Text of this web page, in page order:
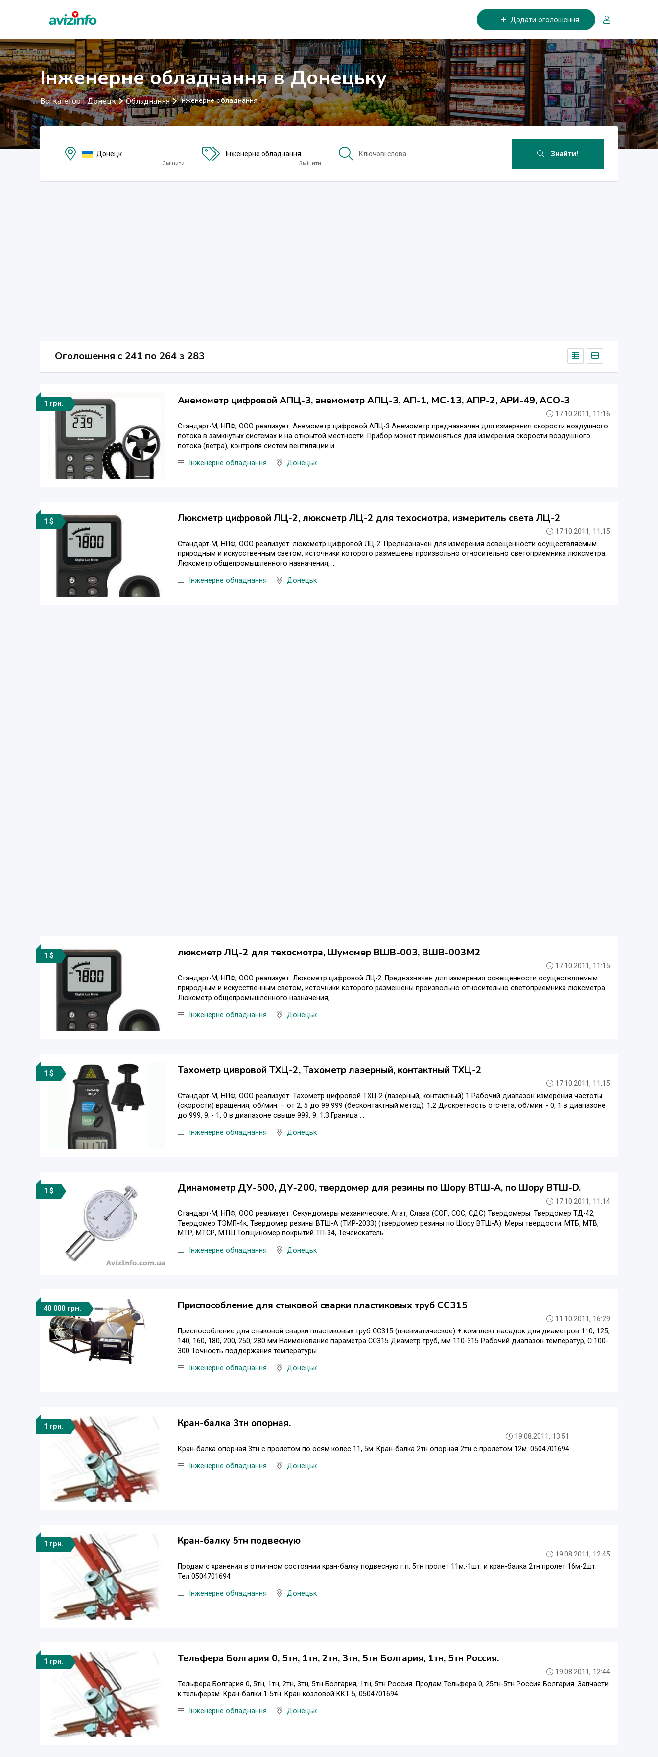
Додати оголошення
Інженерне обладнання в Донецьку
Всі категорії Донецк Обладнання Інженерне обладнання
Донецк
Змінити
Інженерне обладнання
Змінити
Знайти!
Оголошення c 241 по 264 з 283
1 грн. Анемометр цифровой АПЦ-3, анемометр АПЦ-3, АП-1, МС-13, АПР-2, АРИ-49, АСО-3
17.10.2011, 11:16
Стандарт-М, НПФ, ООО реализует: Анемометр цифровой АПЦ-3 Анемометр предназначен для измерения скорости воздушного
потока в замкнутых системах и на открытой местности. Прибор может применяться для измерения скорости воздушного
потока (ветра), контроля систем вентиляции и...
Інженерне обладнання Донецьк
1 $ Люксметр цифровой ЛЦ-2, люксметр ЛЦ-2 для техосмотра, измеритель света ЛЦ-2
17.10.2011, 11:15
Стандарт-М, НПФ, ООО реализует: люксметр цифровой ЛЦ-2. Предназначен для измерения освещенности осуществляемым
природным и искусственным светом, источники которого размещены произвольно относительно светоприемника люксметра.
Люксметр общепромышленного назначения, ...
Інженерне обладнання Донецьк
1 $ люксметр ЛЦ-2 для техосмотра, Шумомер ВШВ-003, ВШВ-003М2
17.10.2011, 11:15
Стандарт-М, НПФ, ООО реализует: Люксметр цифровой ЛЦ-2. Предназначен для измерения освещенности осуществляемым
природным и искусственным светом, источники которого размещены произвольно относительно светоприемника люксметра.
Люксметр общепромышленного назначения, ...
Інженерне обладнання Донецьк
1 $ Тахометр цивровой ТХЦ-2, Тахометр лазерный, контактный ТХЦ-2
17.10.2011, 11:15
Стандарт-М, НПФ, ООО реализует: Тахометр цифровой ТХЦ-2 (лазерный, контактный) 1 Рабочий диапазон измерения частоты
(скорости) вращения, об/мин. – от 2, 5 до 99 999 (бесконтактный метод). 1.2 Дискретность отсчета, об/мин: - 0, 1 в диапазоне
до 999, 9; - 1, 0 в диапазоне свыше 999, 9. 1.3 Граница ...
Інженерне обладнання Донецьк
1 $ Динамометр ДУ-500, ДУ-200, твердомер для резины по Шору ВТШ-А, по Шору ВТШ-D.
17.10.2011, 11:14
Стандарт-М, НПФ, ООО реализует: Секундомеры механические: Агат, Слава (СОП, СОС, СДС) Твердомеры: Твердомер ТД-42,
Твердомер ТЭМП-4к, Твердомер резины ВТШ-А (ТИР-2033) (твердомер резины по Шору ВТШ-А). Меры твердости: МТБ, МТВ,
МТР, МТСР, МТШ Толщиномер покрытий ТП-34, Течеискатель ...
Інженерне обладнання Донецьк
40 000 грн. Приспособление для стыковой сварки пластиковых труб СС315
11.10.2011, 16:29
Приспособление для стыковой сварки пластиковых труб СС315 (пневматическое) + комплект насадок для диаметров 110, 125,
140, 160, 180, 200, 250, 280 мм Наименование параметра СС315 Диаметр труб, мм 110-315 Рабочий диапазон температур, С 100-
300 Точность поддержания температуры ...
Інженерне обладнання Донецьк
1 грн. Кран-балка 3тн опорная.
19.08.2011, 13:51
Кран-балка опорная 3тн с пролетом по осям колес 11, 5м. Кран-балка 2тн опорная 2тн с пролетом 12м. 0504701694
Інженерне обладнання Донецьк
1 грн. Кран-балку 5тн подвесную
19.08.2011, 12:45
Продам с хранения в отличном состоянии кран-балку подвесную г.п. 5тн пролет 11м.-1шт. и кран-балка 2тн пролет 16м-2шт.
Тел 0504701694
Інженерне обладнання Донецьк
1 грн. Тельфера Болгария 0, 5тн, 1тн, 2тн, 3тн, 5тн Болгария, 1тн, 5тн Россия.
19.08.2011, 12:44
Тельфера Болгария 0, 5тн, 1тн, 2тн, 3тн, 5тн Болгария, 1тн, 5тн Россия. Продам Тельфера 0, 25тн-5тн Россия Болгария. Запчасти
к тельферам. Кран-балки 1-5тн. Кран козловой ККТ 5, 0504701694
Інженерне обладнання Донецьк